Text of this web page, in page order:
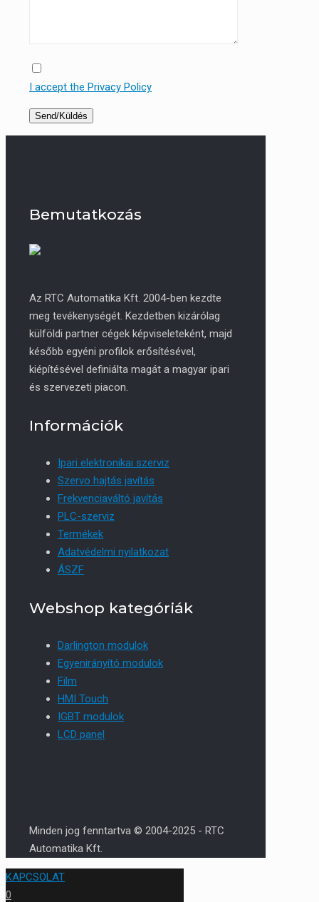
I accept the Privacy Policy
Bemutatkozás
Az RTC Automatika Kft. 2004-ben kezdte
meg tevékenységét. Kezdetben kizárólag
külföldi partner cégek képviseleteként, majd
később egyéni profilok erősítésével,
kiépítésével definiálta magát a magyar ipari
és szervezeti piacon.
Információk
Ipari elektronikai szerviz
Szervo hajtás javítás
Frekvenciaváltó javítás
PLC-szerviz
Termékek
Adatvédelmi nyilatkozat
ÁSZF
Webshop kategóriák
Darlington modulok
Egyenirányító modulok
Film
HMI Touch
IGBT modulok
LCD panel
Minden jog fenntartva © 2004-2025 - RTC
Automatika Kft.
KAPCSOLAT
0